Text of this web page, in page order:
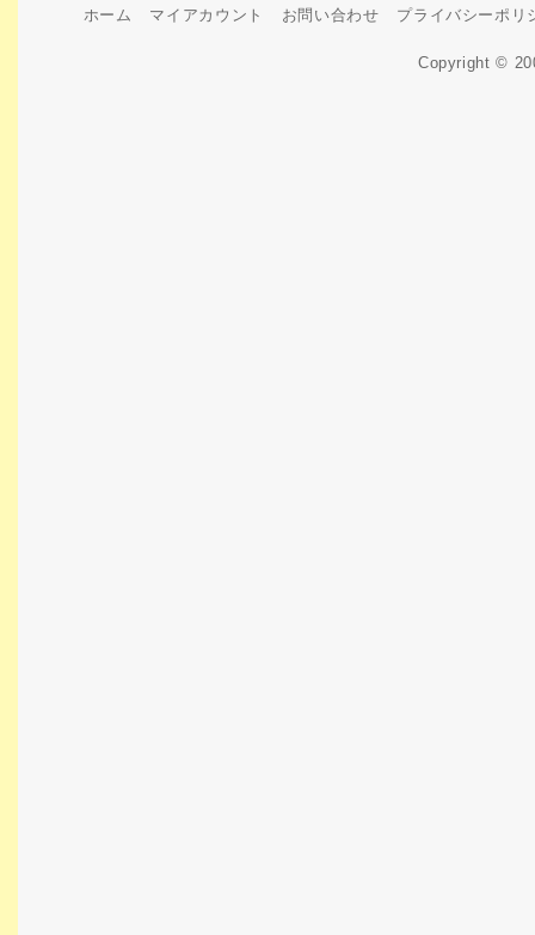
ホーム マイアカウント お問い合わせ プライバシーポリ
Copyright ©